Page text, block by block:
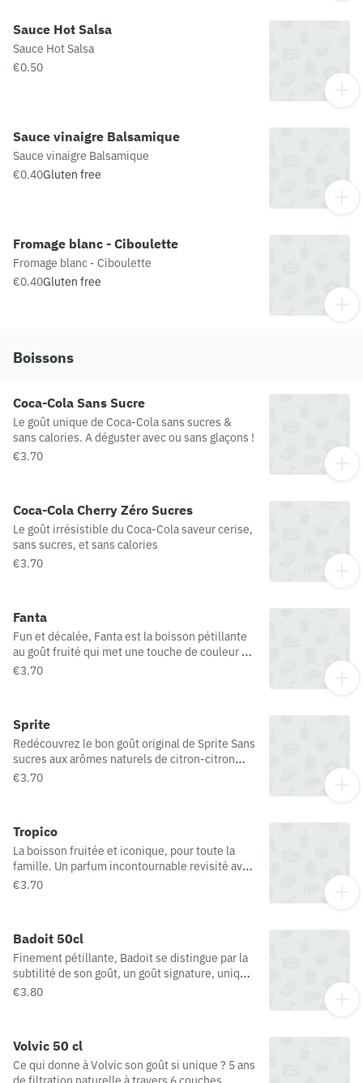
Sauce Hot Salsa
Sauce Hot Salsa
€0.50
Sauce vinaigre Balsamique
Sauce vinaigre Balsamique
€0.40Gluten free
Fromage blanc - Ciboulette
Fromage blanc - Ciboulette
€0.40Gluten free
Boissons
Coca-Cola Sans Sucre
Le goût unique de Coca-Cola sans sucres &
sans calories. A déguster avec ou sans glaçons !
€3.70
Coca-Cola Cherry Zéro Sucres
Le goût irrésistible du Coca-Cola saveur cerise,
sans sucres, et sans calories
€3.70
Fanta
Fun et décalée, Fanta est la boisson pétillante
au goût fruité qui met une touche de couleur et
de surprise dans le quotidien de chacun.
€3.70
Sprite
Redécouvrez le bon goût original de Sprite Sans
sucres aux arômes naturels de citron-citron
vert
€3.70
Tropico
La boisson fruitée et iconique, pour toute la
famille. Un parfum incontournable revisité avec
une touche de kiwi pour encore plus
€3.70
Badoit 50cl
Finement pétillante, Badoit se distingue par la
subtilité de son goût, un goût signature, unique,
délicat et fin. Ses fines bulles empreintes de
€3.80
Volvic 50 cl
Ce qui donne à Volvic son goût si unique ? 5 ans